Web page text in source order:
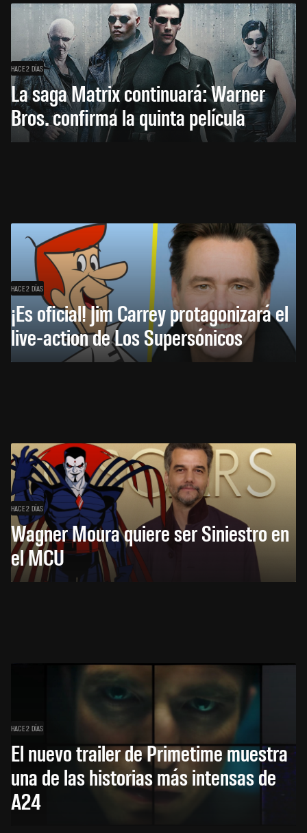
HACE 2 DÍAS
La saga Matrix continuará: Warner
Bros. confirma la quinta película
HACE 2 DÍAS
¡Es oficial! Jim Carrey protagonizará el
live-action de Los Supersónicos
HACE 2 DÍAS
Wagner Moura quiere ser Siniestro en
el MCU
HACE 2 DÍAS
El nuevo trailer de Primetime muestra
una de las historias más intensas de
A24